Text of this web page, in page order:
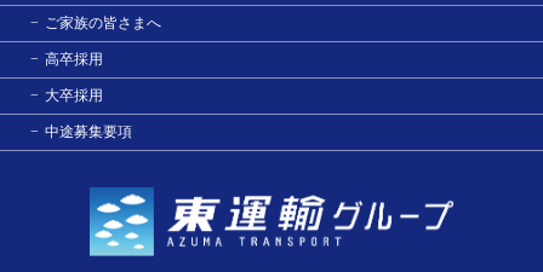
ご家族の皆さまへ
高卒採用
大卒採用
中途募集要項